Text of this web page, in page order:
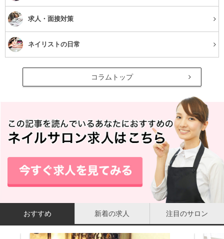
求人・面接対策
ネイリストの日常
コラムトップ
おすすめ 新着の求人 注目のサロン